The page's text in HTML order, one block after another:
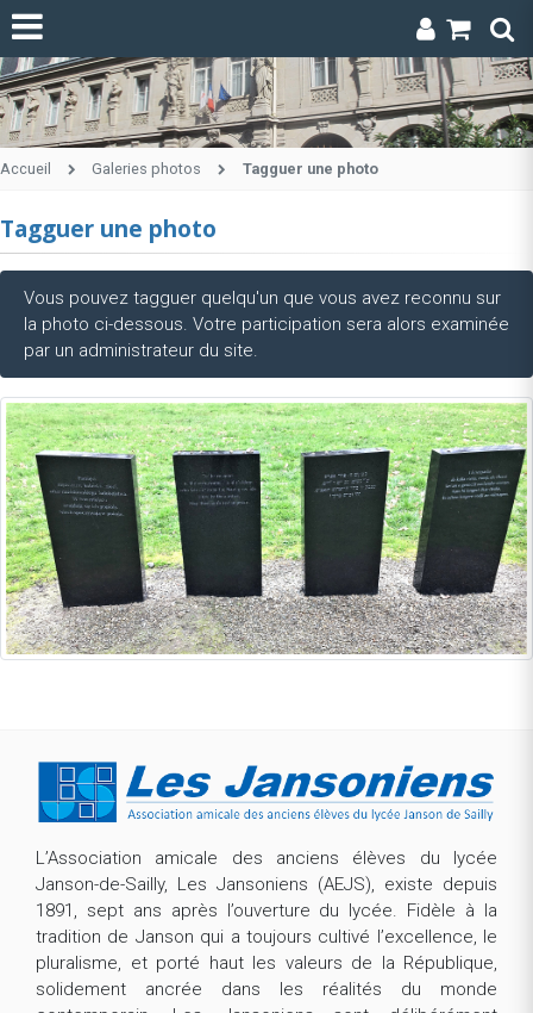
Accueil Galeries photos Tagguer une photo
Tagguer une photo
Vous pouvez tagguer quelqu'un que vous avez reconnu sur
la photo ci-dessous. Votre participation sera alors examinée
par un administrateur du site.
L’Association amicale des anciens élèves du lycée
Janson-de-Sailly, Les Jansoniens (AEJS), existe depuis
1891, sept ans après l’ouverture du lycée. Fidèle à la
tradition de Janson qui a toujours cultivé l’excellence, le
pluralisme, et porté haut les valeurs de la République,
solidement ancrée dans les réalités du monde